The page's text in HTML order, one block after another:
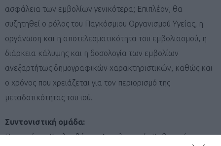
ασφάλεια των εμβολίων γενικότερα; Επιπλέον, θα
συζητηθεί ο ρόλος του Παγκόσμιου Οργανισμού Υγείας, η
οργάνωση και η αποτελεσματικότητα του εμβολιασμού, η
διάρκεια κάλυψης και η δοσολογία των εμβολίων
ανεξαρτήτως δημογραφικών χαρακτηριστικών, καθώς και
ο χρόνος που χρειάζεται για τον περιορισμό της
μεταδοτικότητας του ιού.
Συντονιστική ομάδα:
Παναγιώτης Κουλουβάρης, Αναπληρωτής Καθηγητής